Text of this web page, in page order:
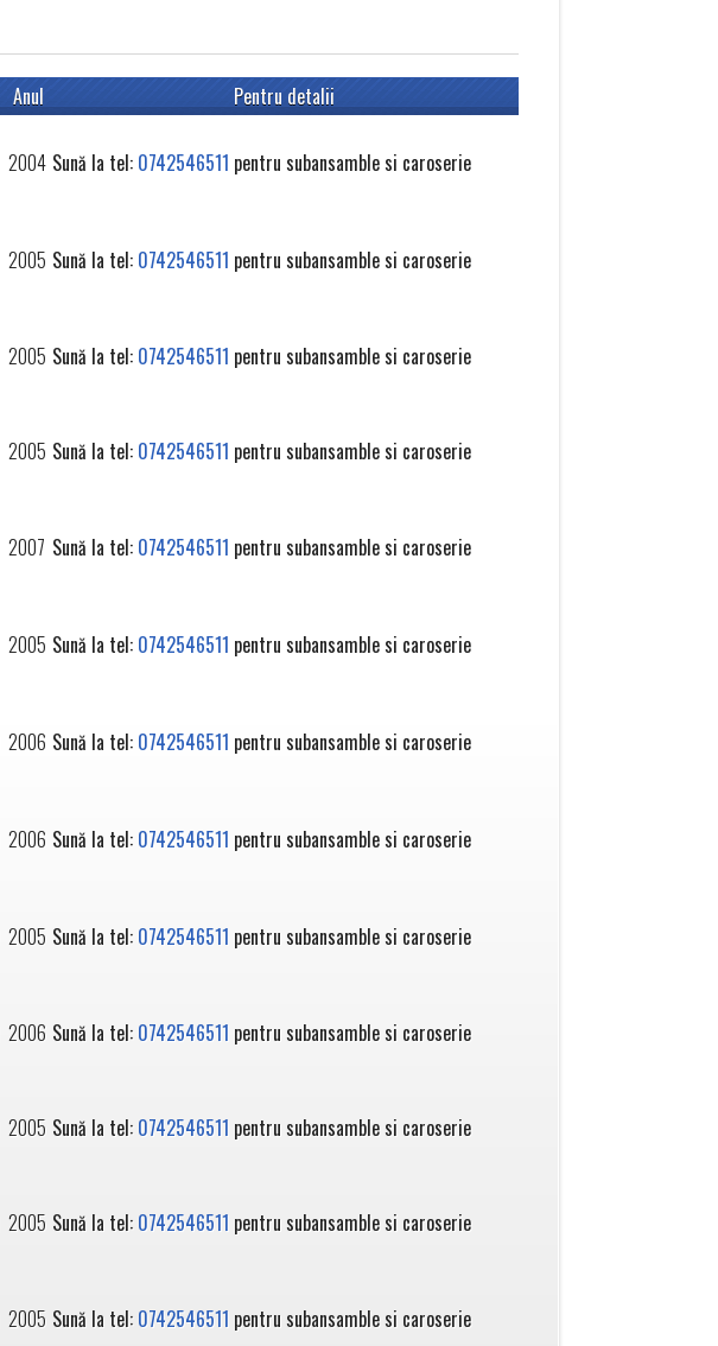
Anul Pentru detalii
2004 Sună la tel: 0742546511 pentru subansamble si caroserie
2005 Sună la tel: 0742546511 pentru subansamble si caroserie
2005 Sună la tel: 0742546511 pentru subansamble si caroserie
2005 Sună la tel: 0742546511 pentru subansamble si caroserie
2007 Sună la tel: 0742546511 pentru subansamble si caroserie
2005 Sună la tel: 0742546511 pentru subansamble si caroserie
2006 Sună la tel: 0742546511 pentru subansamble si caroserie
2006 Sună la tel: 0742546511 pentru subansamble si caroserie
2005 Sună la tel: 0742546511 pentru subansamble si caroserie
2006 Sună la tel: 0742546511 pentru subansamble si caroserie
2005 Sună la tel: 0742546511 pentru subansamble si caroserie
2005 Sună la tel: 0742546511 pentru subansamble si caroserie
2005 Sună la tel: 0742546511 pentru subansamble si caroserie